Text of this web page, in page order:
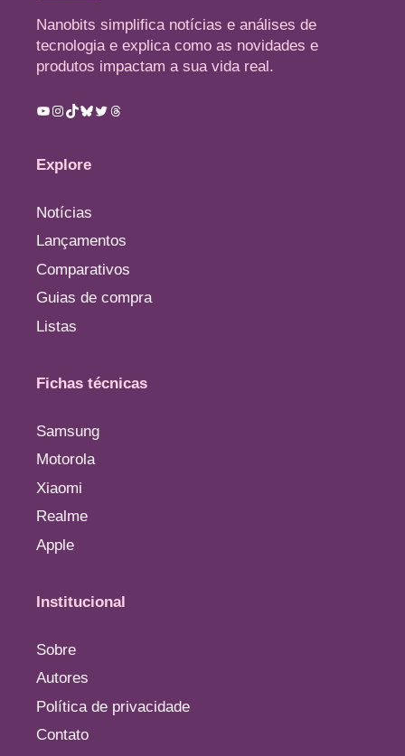
Nanobits simplifica notícias e análises de
tecnologia e explica como as novidades e
produtos impactam a sua vida real.
Youtube
Instagram
TikTok
Bluesky
TwitterThreads
Explore
Notícias
Lançamentos
Comparativos
Guias de compra
Listas
Fichas técnicas
Samsung
Motorola
Xiaomi
Realme
Apple
Institucional
Sobre
Autores
Política de privacidade
Contato